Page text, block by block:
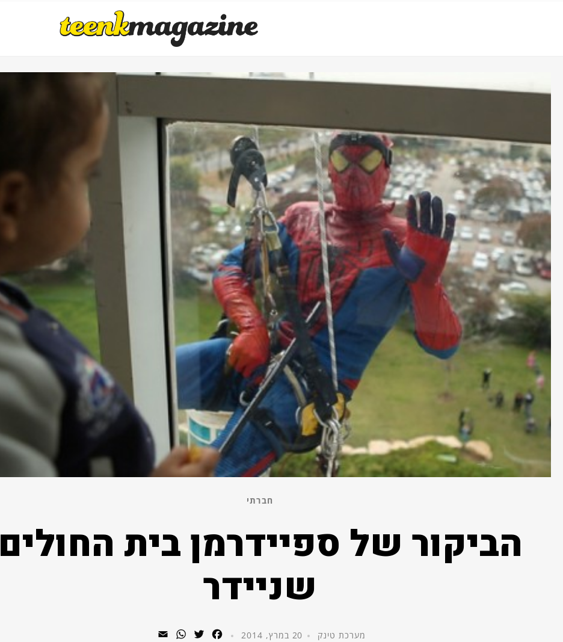
חברתי
הביקור של ספיידרמן בית החולים
שניידר
מערכת טינק 20 במרץ, 2014 Facebook
Twitter
WhatsApp